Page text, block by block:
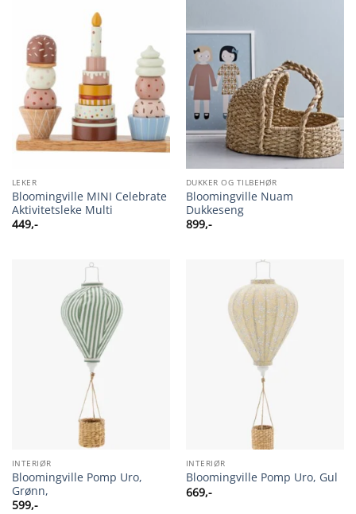
LEKER
Bloomingville MINI Celebrate
Aktivitetsleke Multi
449,-
DUKKER OG TILBEHØR
Bloomingville Nuam
Dukkeseng
899,-
INTERIØR
Bloomingville Pomp Uro,
Grønn,
599,-
INTERIØR
Bloomingville Pomp Uro, Gul
669,-